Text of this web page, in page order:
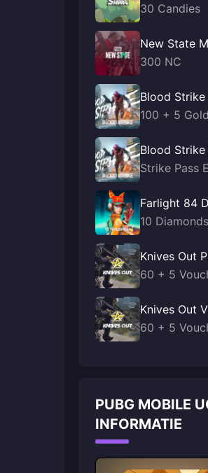
30 Candies
New State
300 NC
Blood Strike
100 + 5
Blood Strike
Strike Pass
Farlight 84
10 Diamonds
Knives Out
60 + 5
Knives Out
60 + 5
PUBG MOBILE
INFORMATIE